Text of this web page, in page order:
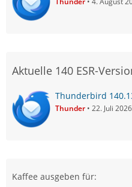
Aktuelle 140 ESR-
Thunderbird
Thunder 22. Juli
Kaffee ausgeben für: